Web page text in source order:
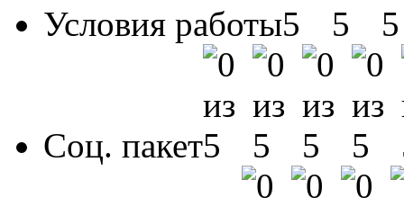
Условия работы
Соц. пакет